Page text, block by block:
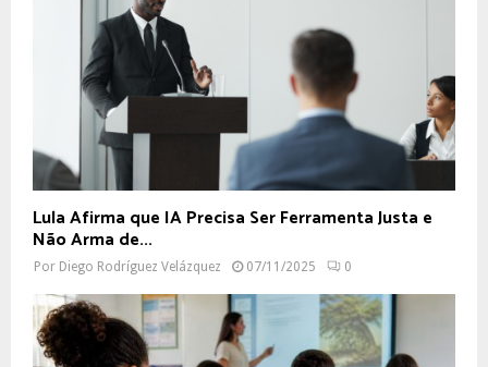
Lula Afirma que IA Precisa Ser Ferramenta Justa e
Não Arma de...
Por Diego Rodríguez Velázquez 07/11/2025 0